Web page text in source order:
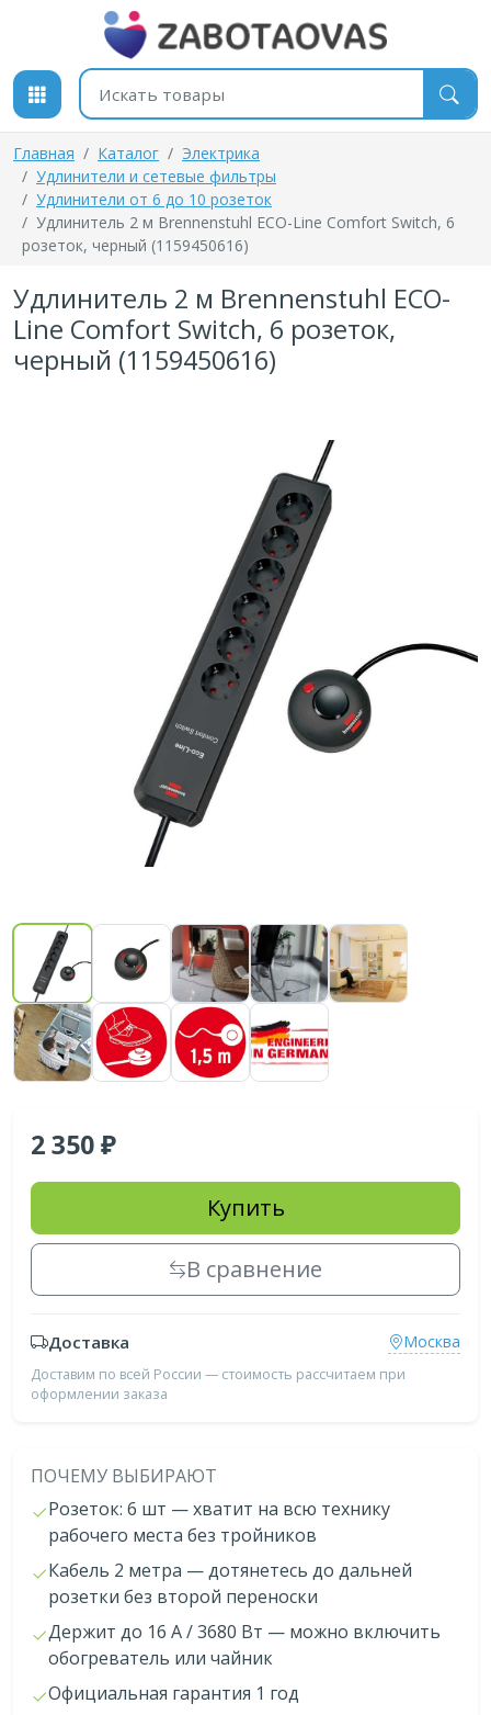
К содержимому
Поиск товаров
Главная Каталог
Электрика
Удлинители и сетевые фильтры
Удлинители от 6 до 10 розеток
Удлинитель 2 м Brennenstuhl ECO-Line Comfort Switch, 6
розеток, черный (1159450616)
Удлинитель 2 м Brennenstuhl ECO-
Line Comfort Switch, 6 розеток,
черный (1159450616)
2 350
Купить
В сравнение
Доставка Москва
Доставим по всей России — стоимость рассчитаем при
оформлении заказа
ПОЧЕМУ ВЫБИРАЮТ
Розеток: 6 шт — хватит на всю технику
рабочего места без тройников
Кабель 2 метра — дотянетесь до дальней
розетки без второй переноски
Держит до 16 А / 3680 Вт — можно включить
обогреватель или чайник
Официальная гарантия 1 год